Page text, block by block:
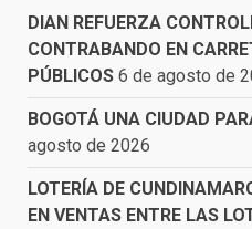
DIAN REFUERZA
CONTRABANDO EN
PÚBLICOS 6 de agosto de
BOGOTÁ UNA CIUDAD
agosto de 2026
LOTERÍA DE
EN VENTAS ENTRE LAS